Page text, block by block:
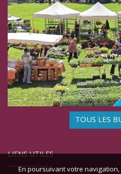
TOUS LES
LIENS UTILES
En poursuivant votre